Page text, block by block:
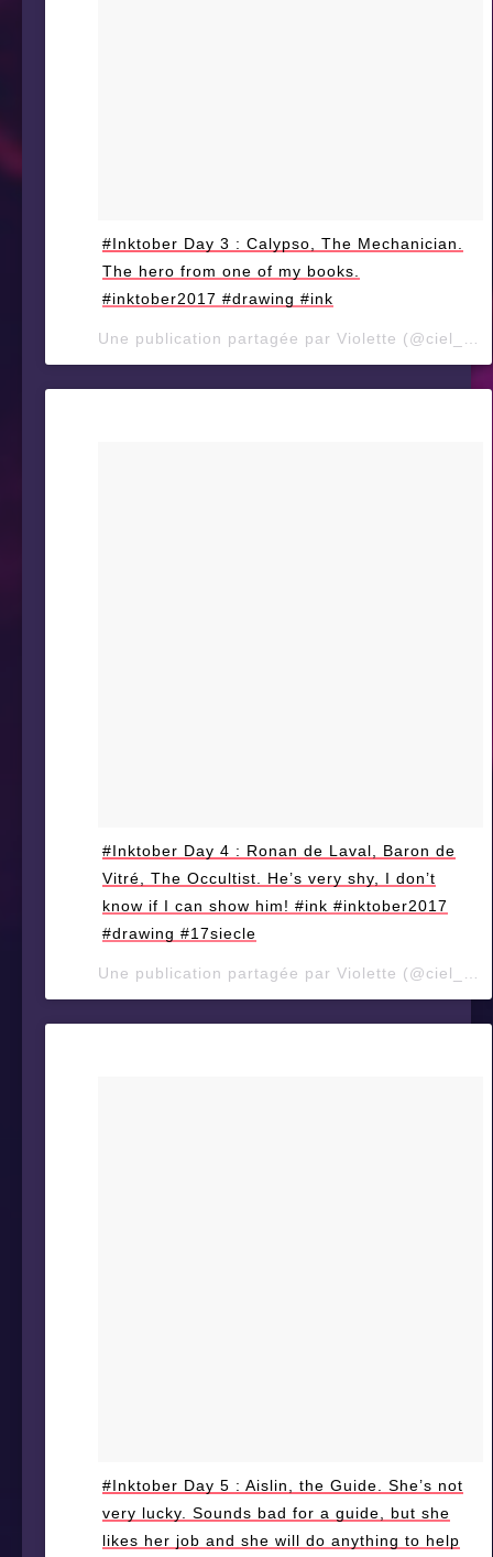
#Inktober Day 3 : Calypso, The Mechanician.
The hero from one of my books.
#inktober2017 #drawing #ink
#Inktober Day 4 : Ronan de Laval, Baron de
Vitré, The Occultist. He’s very shy, I don’t
know if I can show him! #ink #inktober2017
#drawing #17siecle
#Inktober Day 5 : Aislin, the Guide. She’s not
very lucky. Sounds bad for a guide, but she
likes her job and she will do anything to help